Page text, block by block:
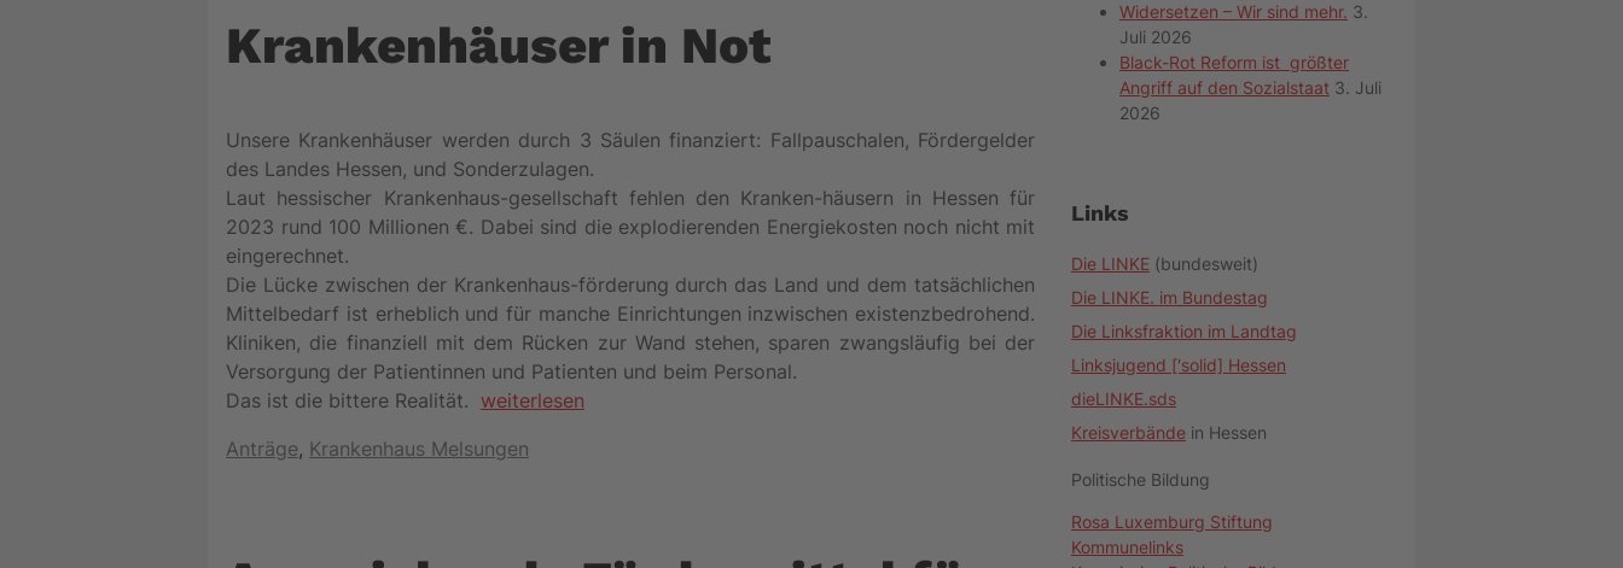
Krankenhäuser in Not
Unsere Krankenhäuser werden durch 3 Säulen finanziert: Fallpauschalen, Fördergelder
des Landes Hessen, und Sonderzulagen.
Laut hessischer Krankenhaus-gesellschaft fehlen den Kranken-häusern in Hessen für
2023 rund 100 Millionen €. Dabei sind die explodierenden Energiekosten noch nicht mit
eingerechnet.
Die Lücke zwischen der Krankenhaus-förderung durch das Land und dem tatsächlichen
Mittelbedarf ist erheblich und für manche Einrichtungen inzwischen existenzbedrohend.
Kliniken, die finanziell mit dem Rücken zur Wand stehen, sparen zwangsläufig bei der
Versorgung der Patientinnen und Patienten und beim Personal.
Das ist die bittere Realität. weiterlesen
Kategorien
Anträge, Krankenhaus Melsungen
Widersetzen – Wir sind mehr. 3.
Juli 2026
Black-Rot Reform ist größter
Angriff auf den Sozialstaat 3. Juli
2026
Links
Die LINKE (bundesweit)
Die LINKE. im Bundestag
Die Linksfraktion im Landtag
Linksjugend ['solid] Hessen
dieLINKE.sds
Kreisverbände in Hessen
Politische Bildung
Rosa Luxemburg Stiftung
Kommunelinks